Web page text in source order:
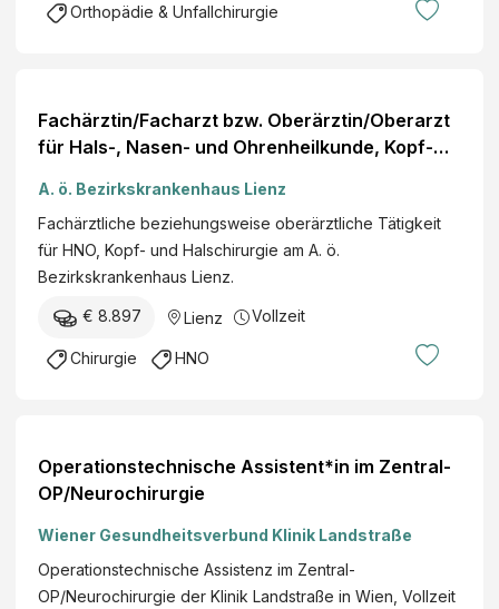
Orthopädie & Unfallchirurgie
Fachärztin/Facharzt bzw. Oberärztin/Oberarzt
für Hals-, Nasen- und Ohrenheilkunde, Kopf-
A. ö. Bezirkskrankenhaus Lienz
Fachärztliche beziehungsweise oberärztliche Tätigkeit
für HNO, Kopf- und Halschirurgie am A. ö.
Bezirkskrankenhaus Lienz.
€ 8.897 Lienz Vollzeit
Chirurgie HNO
Operationstechnische Assistent*in im Zentral-
OP/Neurochirurgie
Wiener Gesundheitsverbund Klinik Landstraße
Operationstechnische Assistenz im Zentral-
OP/Neurochirurgie der Klinik Landstraße in Wien, Vollzeit